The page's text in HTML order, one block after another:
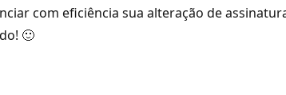
com eficiência sua alteração de
🙂